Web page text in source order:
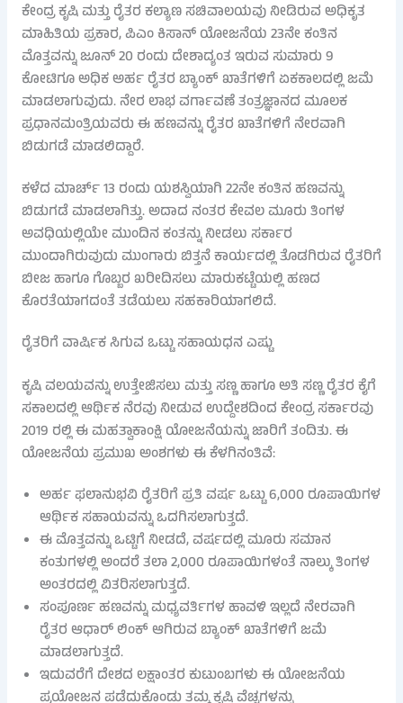
ಕೇಂದ್ರ ಕೃಷಿ ಮತ್ತು ರೈತರ ಕಲ್ಯಾಣ ಸಚಿವಾಲಯವು ನೀಡಿರುವ ಅಧಿಕೃತ
ಮಾಹಿತಿಯ ಪ್ರಕಾರ, ಪಿಎಂ ಕಿಸಾನ್ ಯೋಜನೆಯ 23ನೇ ಕಂತಿನ
ಮೊತ್ತವನ್ನು ಜೂನ್ 20 ರಂದು ದೇಶಾದ್ಯಂತ ಇರುವ ಸುಮಾರು 9
ಕೋಟಿಗೂ ಅಧಿಕ ಅರ್ಹ ರೈತರ ಬ್ಯಾಂಕ್ ಖಾತೆಗಳಿಗೆ ಏಕಕಾಲದಲ್ಲಿ ಜಮೆ
ಮಾಡಲಾಗುವುದು. ನೇರ ಲಾಭ ವರ್ಗಾವಣೆ ತಂತ್ರಜ್ಞಾನದ ಮೂಲಕ
ಪ್ರಧಾನಮಂತ್ರಿಯವರು ಈ ಹಣವನ್ನು ರೈತರ ಖಾತೆಗಳಿಗೆ ನೇರವಾಗಿ
ಬಿಡುಗಡೆ ಮಾಡಲಿದ್ದಾರೆ.
ಕಳೆದ ಮಾರ್ಚ್ 13 ರಂದು ಯಶಸ್ವಿಯಾಗಿ 22ನೇ ಕಂತಿನ ಹಣವನ್ನು
ಬಿಡುಗಡೆ ಮಾಡಲಾಗಿತ್ತು. ಅದಾದ ನಂತರ ಕೇವಲ ಮೂರು ತಿಂಗಳ
ಅವಧಿಯಲ್ಲಿಯೇ ಮುಂದಿನ ಕಂತನ್ನು ನೀಡಲು ಸರ್ಕಾರ
ಮುಂದಾಗಿರುವುದು ಮುಂಗಾರು ಬಿತ್ತನೆ ಕಾರ್ಯದಲ್ಲಿ ತೊಡಗಿರುವ ರೈತರಿಗೆ
ಬೀಜ ಹಾಗೂ ಗೊಬ್ಬರ ಖರೀದಿಸಲು ಮಾರುಕಟ್ಟೆಯಲ್ಲಿ ಹಣದ
ಕೊರತೆಯಾಗದಂತೆ ತಡೆಯಲು ಸಹಕಾರಿಯಾಗಲಿದೆ.
ರೈತರಿಗೆ ವಾರ್ಷಿಕ ಸಿಗುವ ಒಟ್ಟು ಸಹಾಯಧನ ಎಷ್ಟು
ಕೃಷಿ ವಲಯವನ್ನು ಉತ್ತೇಜಿಸಲು ಮತ್ತು ಸಣ್ಣ ಹಾಗೂ ಅತಿ ಸಣ್ಣ ರೈತರ ಕೈಗೆ
ಸಕಾಲದಲ್ಲಿ ಆರ್ಥಿಕ ನೆರವು ನೀಡುವ ಉದ್ದೇಶದಿಂದ ಕೇಂದ್ರ ಸರ್ಕಾರವು
2019 ರಲ್ಲಿ ಈ ಮಹತ್ವಾಕಾಂಕ್ಷಿ ಯೋಜನೆಯನ್ನು ಜಾರಿಗೆ ತಂದಿತು. ಈ
ಯೋಜನೆಯ ಪ್ರಮುಖ ಅಂಶಗಳು ಈ ಕೆಳಗಿನಂತಿವೆ:
ಅರ್ಹ ಫಲಾನುಭವಿ ರೈತರಿಗೆ ಪ್ರತಿ ವರ್ಷ ಒಟ್ಟು 6,000 ರೂಪಾಯಿಗಳ
ಆರ್ಥಿಕ ಸಹಾಯವನ್ನು ಒದಗಿಸಲಾಗುತ್ತದೆ.
ಈ ಮೊತ್ತವನ್ನು ಒಟ್ಟಿಗೆ ನೀಡದೆ, ವರ್ಷದಲ್ಲಿ ಮೂರು ಸಮಾನ
ಕಂತುಗಳಲ್ಲಿ ಅಂದರೆ ತಲಾ 2,000 ರೂಪಾಯಿಗಳಂತೆ ನಾಲ್ಕು ತಿಂಗಳ
ಅಂತರದಲ್ಲಿ ವಿತರಿಸಲಾಗುತ್ತದೆ.
ಸಂಪೂರ್ಣ ಹಣವನ್ನು ಮಧ್ಯವರ್ತಿಗಳ ಹಾವಳಿ ಇಲ್ಲದೆ ನೇರವಾಗಿ
ರೈತರ ಆಧಾರ್ ಲಿಂಕ್ ಆಗಿರುವ ಬ್ಯಾಂಕ್ ಖಾತೆಗಳಿಗೆ ಜಮೆ
ಮಾಡಲಾಗುತ್ತದೆ.
ಇದುವರೆಗೆ ದೇಶದ ಲಕ್ಷಾಂತರ ಕುಟುಂಬಗಳು ಈ ಯೋಜನೆಯ